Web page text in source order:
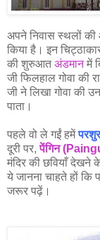
अपने निवास स्थलों की
किया है। इन
की शुरुआतअंडमानमें
जी फिलहाल गोवा की
जी ने लिखा गोवा की
पाता।
पहले वो ले गईं हमें
दूरी पर, पेंगिन
मंदिर की छवियाँ देखने
ये जानना चाहते हों कि
जरूर पढ़ें।